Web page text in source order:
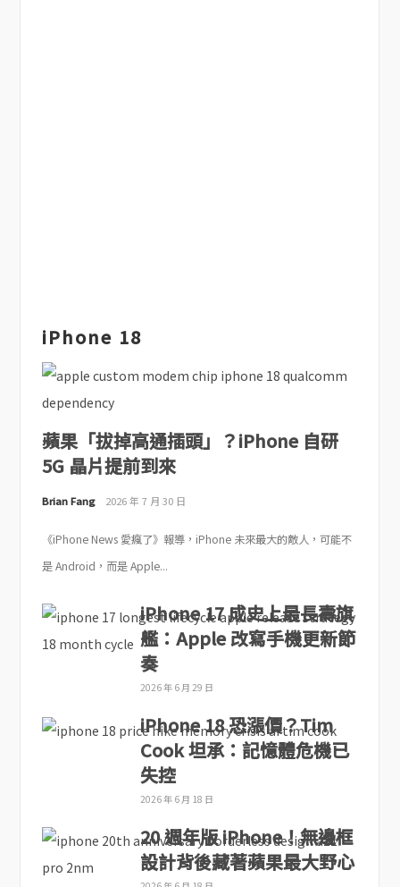
iPhone 18
蘋果「拔掉高通插頭」？iPhone 自研
5G 晶片提前到來
Brian Fang 2026 年 7 月 30 日
《iPhone News 愛瘋了》報導，iPhone 未來最大的敵人，可能不
是 Android，而是 Apple...
iPhone 17 成史上最長壽旗
艦：Apple 改寫手機更新節
奏
2026 年 6 月 29 日
iPhone 18 恐漲價？Tim
Cook 坦承：記憶體危機已
失控
2026 年 6 月 18 日
20 週年版 iPhone！無邊框
設計背後藏著蘋果最大野心